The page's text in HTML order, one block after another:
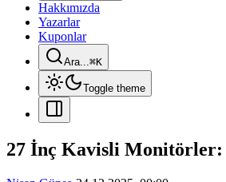
Hakkımızda
Yazarlar
Kuponlar
Ara...⌘K
Toggle theme
27 İnç Kavisli Monitörler: